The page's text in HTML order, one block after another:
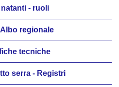
- ruoli
regionale
tecniche
serra - Registri